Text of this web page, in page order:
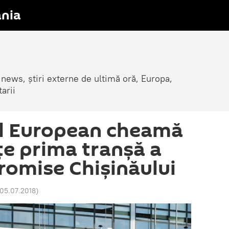
știri externe de ultimă oră, Europa,
cheamă
prima tranșă a
Chișinăului
)